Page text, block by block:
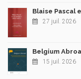
Blaise Pascal
27 juil. 2026
Belgium
15 juil. 2026